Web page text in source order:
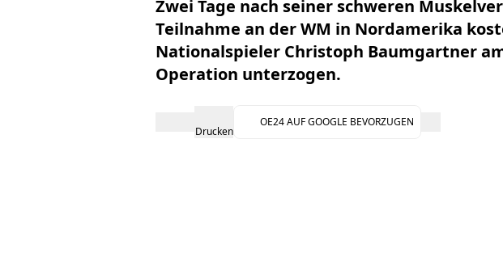
Zwei Tage nach seiner schweren
Teilnahme an der WM in Nordamerika
Nationalspieler Christoph Baumgartner
Operation unterzogen.
Drucken
OE24 AUF GOOGLE BEVORZUGEN